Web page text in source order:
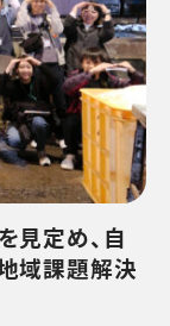
見定め、自
域課題解決